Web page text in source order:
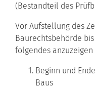
(Bestandteil des
Vor Aufstellung des
Baurechtsbehörde
folgendes anzuzeigen
Beginn und
Baus